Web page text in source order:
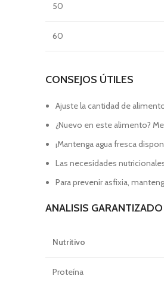
50
60
CONSEJOS ÚTILES
Ajuste la cantidad de
¿Nuevo en este alimento?
¡Mantenga agua fresca
Las necesidades
Para prevenir asfixia,
ANALISIS GARANTIZADO
Nutritivo
Proteína